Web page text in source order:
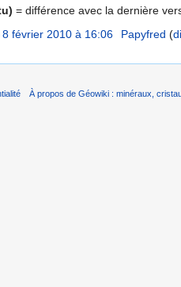
= différence avec la dernière
8 février 2010 à 16:06 Papyfred (
À propos de Géowiki : minéraux,